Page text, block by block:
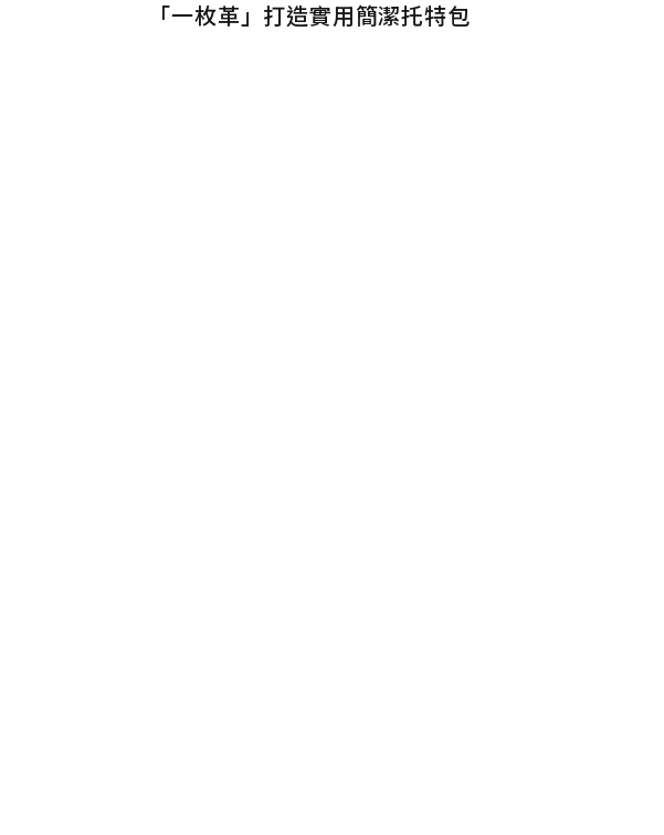
「一枚革」打造實用簡潔托特包